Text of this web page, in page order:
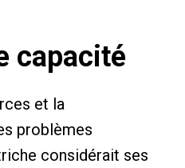
capacité
et la
problèmes
considérait ses